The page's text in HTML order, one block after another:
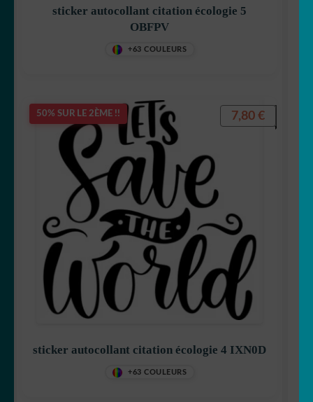
sticker autocollant citation écologie 5
OBFPV
+63 COULEURS
50% SUR LE 2ÈME !!
sticker autocollant citation écologie 4 IXN0D
+63 COULEURS
7,80 €